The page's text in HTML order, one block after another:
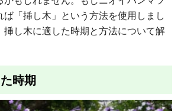
ば「挿し木」という方法を使用しまし
挿し木に適した時期と方法について解
時期